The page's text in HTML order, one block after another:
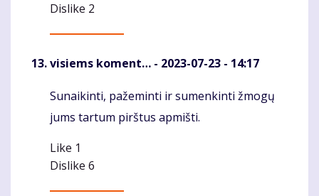
Dislike 2
visiems koment… - 2023-07-23 - 14:17
Komentaras
Sunaikinti, pažeminti ir sumenkinti žmogų
jums tartum pirštus apmišti.
Like 1
Dislike 6